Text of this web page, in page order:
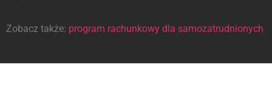
Zobacz także: program rachunkowy dla samozatrudnionych